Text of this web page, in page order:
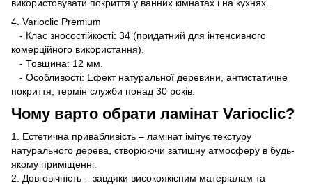
використовувати покриття у ванних кімнатах і на кухнях.
4. Varioclic Premium
- Клас зносостійкості: 34 (придатний для інтенсивного
комерційного використання).
- Товщина: 12 мм.
- Особливості: Ефект натуральної деревини, антистатичне
покриття, термін служби понад 30 років.
Чому варто обрати ламінат Varioclic?
1. Естетична привабливість – ламінат імітує текстуру
натурального дерева, створюючи затишну атмосферу в будь-
якому приміщенні.
2. Довговічність – завдяки високоякісним матеріалам та